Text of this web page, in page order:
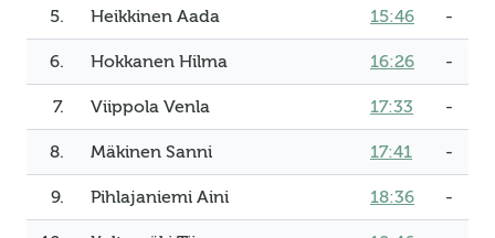
5. Heikkinen Aada 15:46 -
6. Hokkanen Hilma 16:26 -
7. Viippola Venla 17:33 -
8. Mäkinen Sanni 17:41 -
9. Pihlajaniemi Aini 18:36 -